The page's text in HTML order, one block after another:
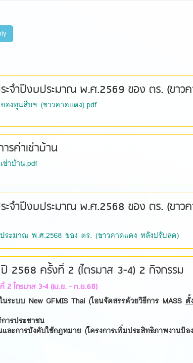
ะจำปีงบประมาณ พ.ศ.2569 ของ ตร. (ขาว
องทุนสืบฯ (ขาวคาดแดง).pdf
รค่าเช่าบ้าน
าบ้าน.pdf
ะจำปีงบประมาณ พ.ศ.2568 ของ ตร. (ขาว
ระมาณ พ.ศ.2568 ของ ตร. (ขาวคาดแดง หลังปรับลด)
2568 ครั้งที่ 2 (ไตรมาส 3-4) 2 กิจกรรม
2 ไตรมาส 3-4 (เม.ย. - ก.ย.68)
ระบบ New GFMIS Thai (โอนจัดสรรด้วยวิธีการ MASSตั้
ารประชาชน
ละการบังคับใช้กฎหมาย (โครงการเพิ่มประสิทธิภาพงานป้อ